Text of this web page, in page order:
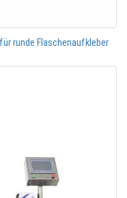
runde Flaschenaufkleber